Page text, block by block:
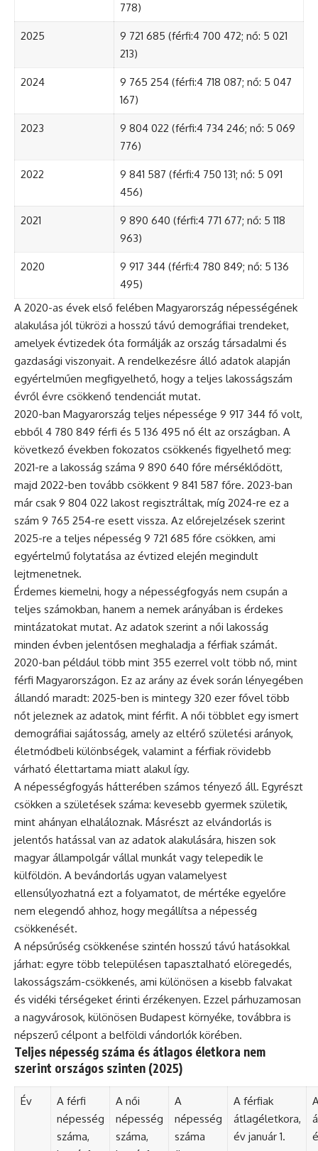
778)
2025
9 721 685 (férfi:4 700 472; nő: 5 021
213)
2024
9 765 254 (férfi:4 718 087; nő: 5 047
167)
2023
9 804 022 (férfi:4 734 246; nő: 5 069
776)
2022
9 841 587 (férfi:4 750 131; nő: 5 091
456)
2021
9 890 640 (férfi:4 771 677; nő: 5 118
963)
2020
9 917 344 (férfi:4 780 849; nő: 5 136
495)
A 2020-as évek első felében Magyarország népességének
alakulása jól tükrözi a hosszú távú demográfiai trendeket,
amelyek évtizedek óta formálják az ország társadalmi és
gazdasági viszonyait. A rendelkezésre álló adatok alapján
egyértelműen megfigyelhető, hogy a teljes lakosságszám
évről évre csökkenő tendenciát mutat.
2020-ban Magyarország teljes népessége 9 917 344 fő volt,
ebből 4 780 849 férfi és 5 136 495 nő élt az országban. A
következő években fokozatos csökkenés figyelhető meg:
2021-re a lakosság száma 9 890 640 főre mérséklődött,
majd 2022-ben tovább csökkent 9 841 587 főre. 2023-ban
már csak 9 804 022 lakost regisztráltak, míg 2024-re ez a
szám 9 765 254-re esett vissza. Az előrejelzések szerint
2025-re a teljes népesség 9 721 685 főre csökken, ami
egyértelmű folytatása az évtized elején megindult
lejtmenetnek.
Érdemes kiemelni, hogy a népességfogyás nem csupán a
teljes számokban, hanem a nemek arányában is érdekes
mintázatokat mutat. Az adatok szerint a női lakosság
minden évben jelentősen meghaladja a férfiak számát.
2020-ban például több mint 355 ezerrel volt több nő, mint
férfi Magyarországon. Ez az arány az évek során lényegében
állandó maradt: 2025-ben is mintegy 320 ezer fővel több
nőt jeleznek az adatok, mint férfit. A női többlet egy ismert
demográfiai sajátosság, amely az eltérő születési arányok,
életmódbeli különbségek, valamint a férfiak rövidebb
várható élettartama miatt alakul így.
A népességfogyás hátterében számos tényező áll. Egyrészt
csökken a születések száma: kevesebb gyermek születik,
mint ahányan elhaláloznak. Másrészt az elvándorlás is
jelentős hatással van az adatok alakulására, hiszen sok
magyar állampolgár vállal munkát vagy telepedik le
külföldön. A bevándorlás ugyan valamelyest
ellensúlyozhatná ezt a folyamatot, de mértéke egyelőre
nem elegendő ahhoz, hogy megállítsa a népesség
csökkenését.
A népsűrűség csökkenése szintén hosszú távú hatásokkal
járhat: egyre több településen tapasztalható elöregedés,
lakosságszám-csökkenés, ami különösen a kisebb falvakat
és vidéki térségeket érinti érzékenyen. Ezzel párhuzamosan
a nagyvárosok, különösen Budapest környéke, továbbra is
népszerű célpont a belföldi vándorlók körében.
Teljes népesség száma és átlagos életkora nem
szerint országos szinten (2025)
Év
A férfi
népesség
száma,
A női
népesség
száma,
A
népesség
száma
A férfiak
átlagéletkora,
év január 1.